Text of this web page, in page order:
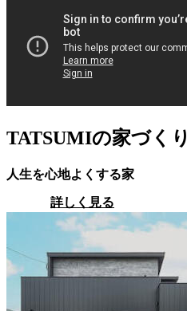
TATSUMIの家づくり
人生を心地よくする家
詳しく見る